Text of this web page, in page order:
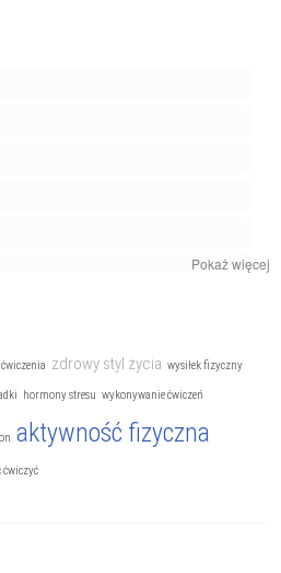
Pokaż więcej
zdrowy styl życia wysiłek fizyczny
hormony stresu wykonywanie ćwiczeń
aktywność fizyczna
ćwiczyć